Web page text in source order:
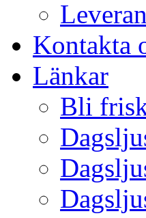
Kontakta
Länkar
Bli